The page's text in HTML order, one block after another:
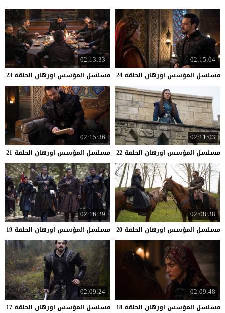
02:15:04
مسلسل المؤسس اورهان الحلقة 24
02:13:33
مسلسل المؤسس اورهان الحلقة 23
02:11:03
مسلسل المؤسس اورهان الحلقة 22
02:15:36
مسلسل المؤسس اورهان الحلقة 21
02:08:38
مسلسل المؤسس اورهان الحلقة 20
02:16:29
مسلسل المؤسس اورهان الحلقة 19
02:09:48
مسلسل المؤسس اورهان الحلقة 18
02:09:24
مسلسل المؤسس اورهان الحلقة 17